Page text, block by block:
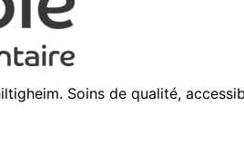
Soins de qualité,